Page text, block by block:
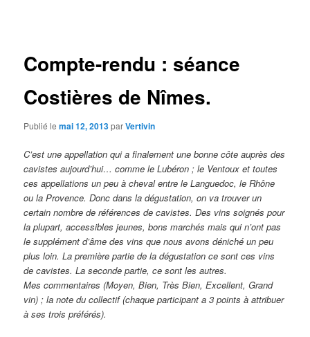
Compte-rendu : séance
Costières de Nîmes.
Publié lemai 12, 2013parVertivin
C’est une appellation qui a finalement une bonne côte auprès des
cavistes aujourd’hui… comme le Lubéron ; le Ventoux et toutes
ces appellations un peu à cheval entre le Languedoc, le Rhône
ou la Provence. Donc dans la dégustation, on va trouver un
certain nombre de références de cavistes. Des vins soignés pour
la plupart, accessibles jeunes, bons marchés mais qui n’ont pas
le supplément d’âme des vins que nous avons déniché un peu
plus loin. La première partie de la dégustation ce sont ces vins
de cavistes. La seconde partie, ce sont les autres.
Mes commentaires (Moyen, Bien, Très Bien, Excellent, Grand
vin) ; la note du collectif (chaque participant a 3 points à attribuer
à ses trois préférés).